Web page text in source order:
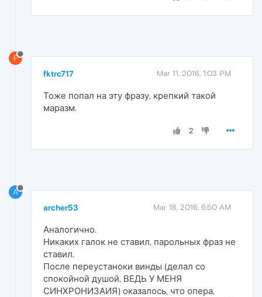
F
fktrc717 Mar 11, 2016, 1:03 PM
Тоже попал на эту фразу, крепкий такой
маразм.
2
A
archer53 Mar 18, 2016, 6:50 AM
Аналогично.
Никаких галок не ставил, парольных фраз не
ставил.
После переустаноки винды (делал со
спокойной душой, ВЕДЬ У МЕНЯ
СИНХРОНИЗАИЯ) оказалось, что опера,